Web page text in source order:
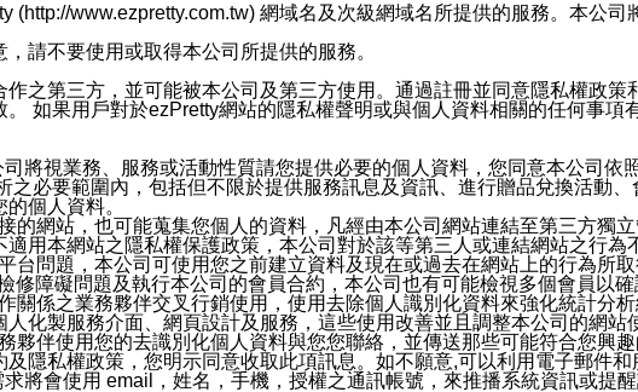
www.ezpretty.com.tw) 網域名及次級網域名所提供的服務。本公
請不要使用或取得本公司所提供的服務。
之第三方，並可能被本公司及第三方使用。通過註冊並同意隱私權政策
如果用戶對於ezPretty網站的隱私權聲明或與個人資料相關的任何事項
將視業務、服務或活動性質請您提供必要的個人資料，您同意本公司依
必要範圍內，包括但不限於提供服務訊息及資訊、進行贈品兌換活動
個人資料。
網站，也可能蒐集您個人的資料，凡經由本公司網站連結至第三方獨
用本網站之隱私權保護政策，本公司對於該等第三人或連結網站之行為
問題，本公司可使用您之前建立資料及現在或過去在網站上的行為所
障礙問題及執行本公司的會員合約，本公司也有可能檢視多個會員以確
係之業務夥伴交叉行銷使用，使用去除個人識別化資料來強化統計分
化製服務介面、網頁設計及服務，這些使用改善並且調整本公司的網站
伴使用您的去識別化個人資料與您您聯絡，並傳送那些可能符合您興
隱私權政策，您明示同意收取此項訊息。如不願意,可以利用電子郵件和
將會使用 email，姓名，手機，授權之通訊帳號，來推播系統資訊或提